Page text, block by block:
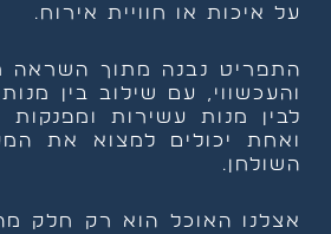
על איכות או חוויית אירוח.
התפריט נבנה מתוך השראה
והעכשווי, עם שילוב בין
לבין מנות עשירות
ואחת יכולים למצוא את
השולחן.
אצלנו האוכל הוא רק חלק